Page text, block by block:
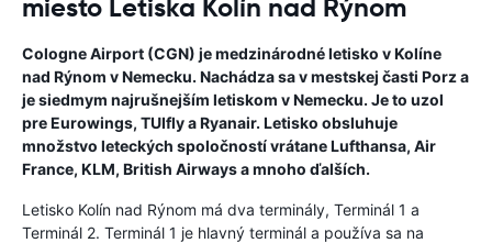
miesto Letiska Kolín nad Rýnom
Cologne Airport (CGN) je medzinárodné letisko v Kolíne
nad Rýnom v Nemecku. Nachádza sa v mestskej časti Porz a
je siedmym najrušnejším letiskom v Nemecku. Je to uzol
pre Eurowings, TUIfly a Ryanair. Letisko obsluhuje
množstvo leteckých spoločností vrátane Lufthansa, Air
France, KLM, British Airways a mnoho ďalších.
Letisko Kolín nad Rýnom má dva terminály, Terminál 1 a
Terminál 2. Terminál 1 je hlavný terminál a používa sa na